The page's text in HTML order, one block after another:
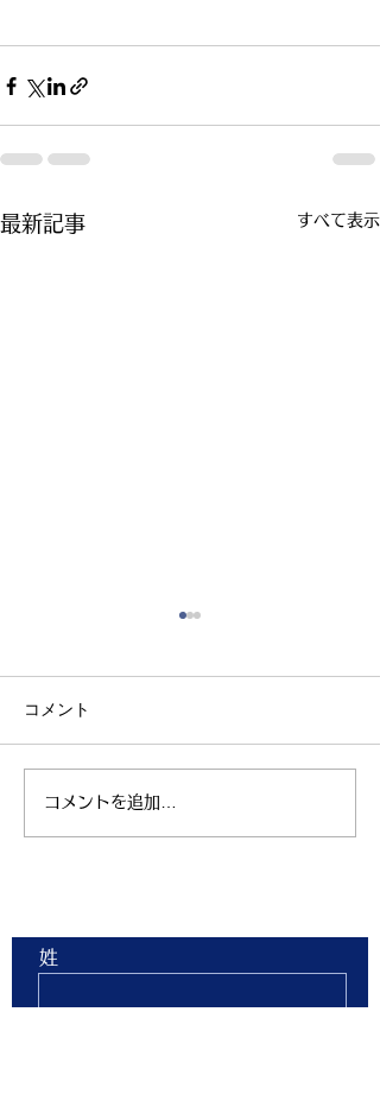
最新記事 すべて表示
親子ヨガ と おはなし
会
コメント
コメントを追加…
姓